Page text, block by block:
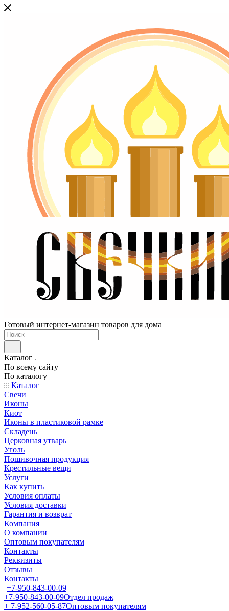
Готовый интернет-магазин товаров для дома
Каталог
По всему сайту
По каталогу
Каталог
Свечи
Иконы
Киот
Иконы в пластиковой рамке
Складень
Церковная утварь
Уголь
Пошивочная продукция
Крестильные вещи
Услуги
Как купить
Условия оплаты
Условия доставки
Гарантия и возврат
Компания
О компании
Оптовым покупателям
Контакты
Реквизиты
Отзывы
Контакты
+7-950-843-00-09
+7-950-843-00-09Отдел продаж
+ 7-952-560-05-87Оптовым покупателям